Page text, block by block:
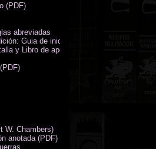
(PDF)
abreviadas
Guia de inicio (PDF)
y Libro de apoyo del Guardián
W. Chambers)
anotada (PDF)